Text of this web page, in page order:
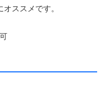
ススメです。